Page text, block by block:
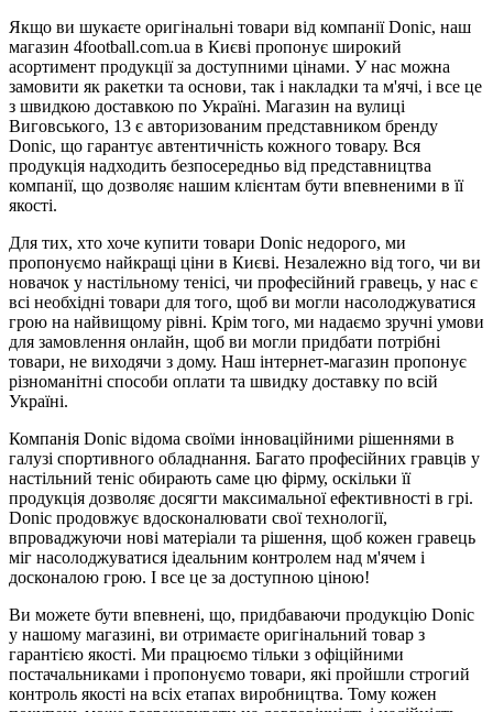
Якщо ви шукаєте оригінальні товари від компанії Donic, наш
магазин 4football.com.ua в Києві пропонує широкий
асортимент продукції за доступними цінами. У нас можна
замовити як ракетки та основи, так і накладки та м'ячі, і все це
з швидкою доставкою по Україні. Магазин на вулиці
Виговського, 13 є авторизованим представником бренду
Donic, що гарантує автентичність кожного товару. Вся
продукція надходить безпосередньо від представництва
компанії, що дозволяє нашим клієнтам бути впевненими в її
якості.
Для тих, хто хоче купити товари Donic недорого, ми
пропонуємо найкращі ціни в Києві. Незалежно від того, чи ви
новачок у настільному тенісі, чи професійний гравець, у нас є
всі необхідні товари для того, щоб ви могли насолоджуватися
грою на найвищому рівні. Крім того, ми надаємо зручні умови
для замовлення онлайн, щоб ви могли придбати потрібні
товари, не виходячи з дому. Наш інтернет-магазин пропонує
різноманітні способи оплати та швидку доставку по всій
Україні.
Компанія Donic відома своїми інноваційними рішеннями в
галузі спортивного обладнання. Багато професійних гравців у
настільний теніс обирають саме цю фірму, оскільки її
продукція дозволяє досягти максимальної ефективності в грі.
Donic продовжує вдосконалювати свої технології,
впроваджуючи нові матеріали та рішення, щоб кожен гравець
міг насолоджуватися ідеальним контролем над м'ячем і
досконалою грою. І все це за доступною ціною!
Ви можете бути впевнені, що, придбаваючи продукцію Donic
у нашому магазині, ви отримаєте оригінальний товар з
гарантією якості. Ми працюємо тільки з офіційними
постачальниками і пропонуємо товари, які пройшли строгий
контроль якості на всіх етапах виробництва. Тому кожен